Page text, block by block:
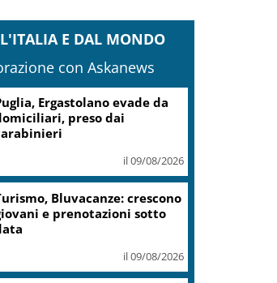
E DAL MONDO
con Askanews
Ergastolano evade da
preso dai
il 09/08/2026
Bluvacanze: crescono
e prenotazioni sotto
il 09/08/2026